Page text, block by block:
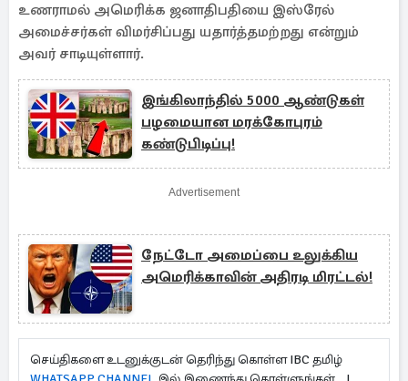
உணராமல் அமெரிக்க ஜனாதிபதியை இஸ்ரேல்
அமைச்சர்கள் விமர்சிப்பது யதார்த்தமற்றது என்றும்
அவர் சாடியுள்ளார்.
இங்கிலாந்தில் 5000 ஆண்டுகள்
பழமையான மரக்கோபுரம்
கண்டுபிடிப்பு!
Advertisement
நேட்டோ அமைப்பை உலுக்கிய
அமெரிக்காவின் அதிரடி மிரட்டல்!
செய்திகளை உடனுக்குடன் தெரிந்து கொள்ள IBC தமிழ்